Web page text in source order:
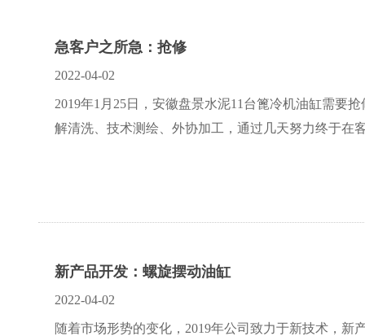
急客户之所急：抢修
2022-04-02
2019年1月25日，安徽盘景水泥11台篦冷机油缸需要
解清洗、技术测绘、外协加工，通过几天努力终于在
新产品开发：螺旋摆动油缸
2022-04-02
随着市场形势的变化，2019年公司致力于新技术，